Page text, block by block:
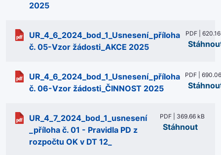
2025
UR_4_6_2024_bod_1_Usnesení_příloha
č. 05-Vzor žádosti_AKCE 2025
PDF |
UR_4_6_2024_bod_1_Usnesení_příloha
č. 06-Vzor žádosti_ČINNOST 2025
PDF |
UR_4_7_2024_bod_1_usnesení
_příloha č. 01 - Pravidla PD z
rozpočtu OK v DT 12_
PDF | 369.66 kB
Stáhnout